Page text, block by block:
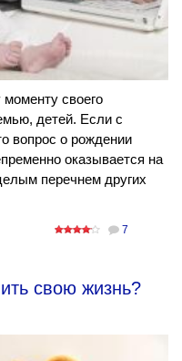
своего
детей. Если с
вопрос о рождении
оказывается на
перечнем других
7
свою жизнь?